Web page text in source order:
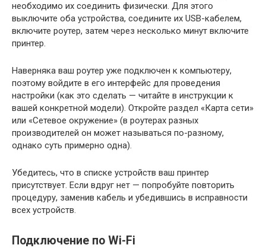
необходимо их соединить физически. Для этого
выключите оба устройства, соедините их USB-кабелем,
включите роутер, затем через несколько минут включите
принтер.
Наверняка ваш роутер уже подключен к компьютеру,
поэтому войдите в его интерфейс для проведения
настройки (как это сделать — читайте в инструкции к
вашей конкретной модели). Откройте раздел «Карта сети»
или «Сетевое окружение» (в роутерах разных
производителей он может называться по-разному,
однако суть примерно одна).
Убедитесь, что в списке устройств ваш принтер
присутствует. Если вдруг нет — попробуйте повторить
процедуру, заменив кабель и убедившись в исправности
всех устройств.
Подключение по Wi-Fi